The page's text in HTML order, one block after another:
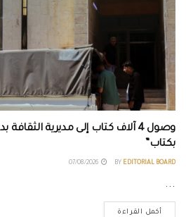
وصول 4 آلاف كتاب إلى مديرية
بكتاب”
BY EDITORIAL BOARD
...
أكمل القراءة